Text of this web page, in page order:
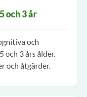
och 3 år
och
och 3 års ålder.
och åtgärder.